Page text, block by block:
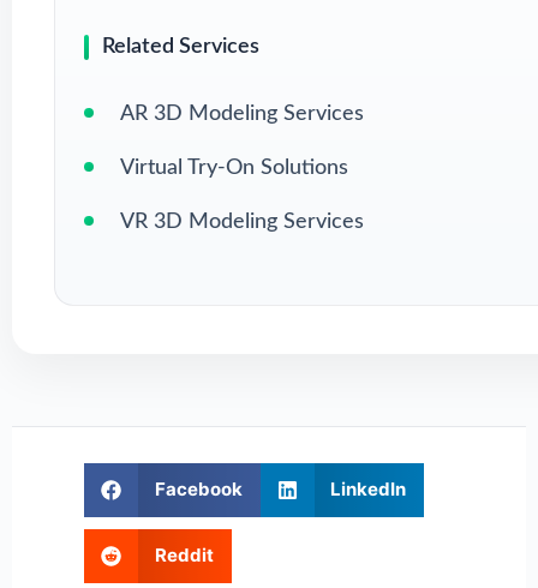
Related Services
AR 3D Modeling Services
Virtual Try-On Solutions
VR 3D Modeling Services
Facebook LinkedIn
Reddit